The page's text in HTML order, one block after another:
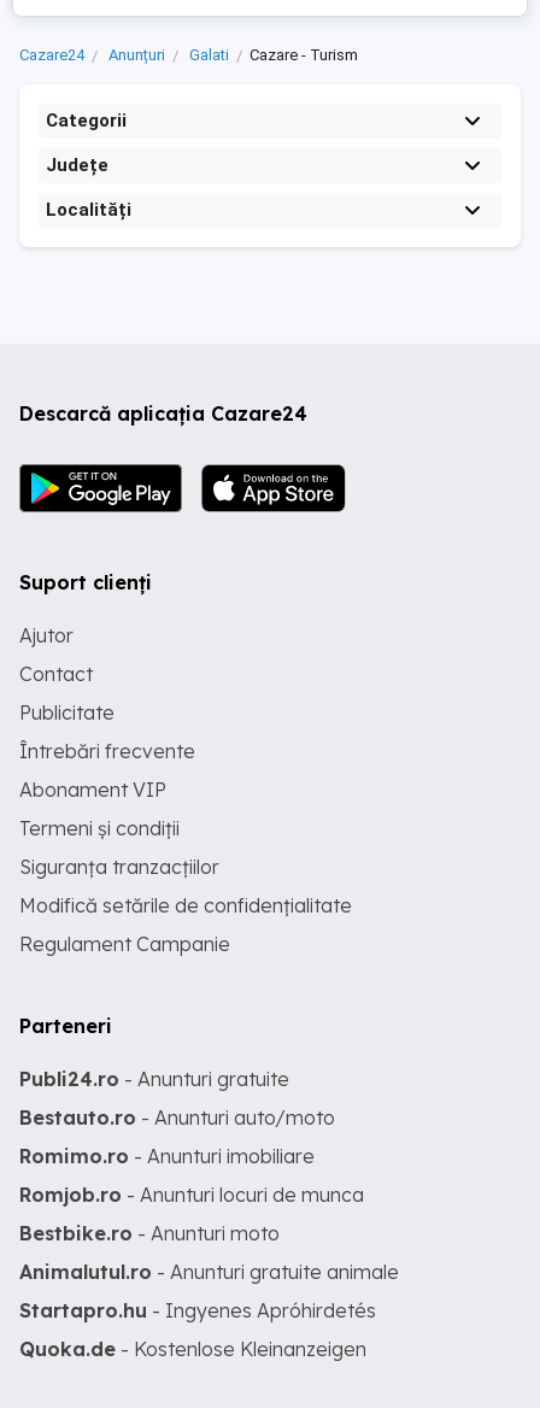
Cazare24 Anunțuri Galati Cazare - Turism
Categorii
Județe
Localități
Descarcă aplicația Cazare24
Suport clienți
Ajutor
Contact
Publicitate
Întrebări frecvente
Abonament VIP
Termeni și condiții
Siguranța tranzacțiilor
Modifică setările de confidențialitate
Regulament Campanie
Parteneri
Publi24.ro - Anunturi gratuite
Bestauto.ro - Anunturi auto/moto
Romimo.ro - Anunturi imobiliare
Romjob.ro - Anunturi locuri de munca
Bestbike.ro - Anunturi moto
Animalutul.ro - Anunturi gratuite animale
Startapro.hu - Ingyenes Apróhirdetés
Quoka.de - Kostenlose Kleinanzeigen